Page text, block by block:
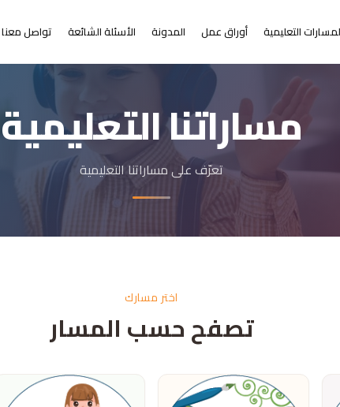
التعليمية أوراق عمل المدونة الأسئلة الشائعة تواصل معنا
مساراتنا التعليمية
تعرّف على مساراتنا التعليمية
اختر مسارك
تصفح حسب المسار